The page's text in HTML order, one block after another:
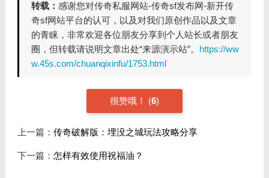
转载： 感谢您对传奇私服网站-传奇sf发布网-新开传
奇sf网站平台的认可，以及对我们原创作品以及文章
的青睐，非常欢迎各位朋友分享到个人站长或者朋友
圈，但转载请说明文章出处“来源演示站”。 https://ww
w.45s.com/chuanqixinfu/1753.html
很赞哦！ (6)
上一篇： 传奇破解版：埋没之城玩法攻略分享
下一篇： 怎样有效使用祝福油？